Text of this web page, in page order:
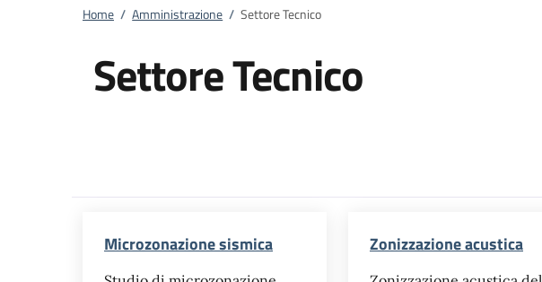
Home / Amministrazione / Settore Tecnico
Settore Tecnico
Microzonazione sismica Zonizzazione acustica